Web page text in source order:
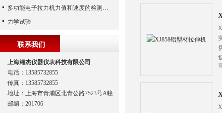
多功能电子拉力机力值和速度的检测方法
力学试验
联系我们
上海湘杰仪器仪表科技有限公司
电话：13585732855
传真：13585732855
地址：上海市青浦区北青公路7523号A幢
邮编：201706